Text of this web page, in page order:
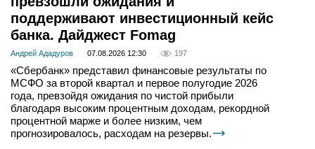
поддерживают инвестиционный кейс
банка. Дайджест Fomag
Андрей Ададуров 07.08.2026 12:30 197
«Сбербанк» представил финансовые результаты по
МСФО за второй квартал и первое полугодие 2026
года, превзойдя ожидания по чистой прибыли
благодаря высоким процентным доходам, рекордной
процентной марже и более низким, чем
прогнозировалось, расходам на резервы.